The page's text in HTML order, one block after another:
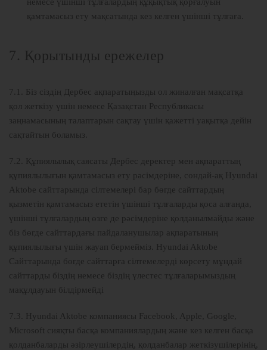
қамтамасыз ету мақсатында кез келген үшінші тұлғаға.
7. Қорытынды ережелер
7.1. Біз сіздің Дербес ақпаратыңызды ол жиналған мақсатқа
қол жеткізу үшін немесе Қазақстан Республикасы
заңнамасының талаптарын сақтау үшін қажетті уақытқа дейін
сақтайтын боламыз.
7.2. Құпиялылық саясаты Дербес деректер мен ақпараттың
құпиялылығын қамтамасыз ету рәсімдеріне, сондай-ақ Hyundai
Aktobe сайттарында сілтемелері бар бөгде сайттардың
қызметін қамтамасыз ететін үшінші тұлғаларды қоса алғанда,
үшінші тұлғалардың өзге де рәсімдеріне қолданылмайды және
біз бөгде сайттардағы пайдаланушылар ақпаратының
құпиялылығы үшін жауап бермейміз. Hyundai Aktobe
Сайттарында бөгде сайттарға сілтемелерді көрсету мұндай
сайттарды біздің немесе біздің үлестес тұлғаларымыздың
мақұлдауын білдірмейді
7.3. Hyundai Aktobe компаниясы Facebook, Apple, Google,
Microsoft сияқты басқа компаниялардың және кез келген басқа
қолданбаларды әзірлеушілердің, қолданбалар жеткізушілерінің,